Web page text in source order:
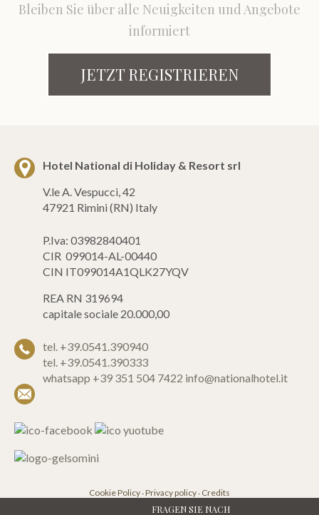
FRAGEN SIE NACH
Bleiben Sie über alle Neuigkeiten und Angebote
informiert
JETZT REGISTRIEREN
Hotel National di Holiday & Resort srl
V.le A. Vespucci, 42
47921 Rimini (RN) Italy
P.Iva: 03982840401
CIR 099014-AL-00440
CIN IT099014A1QLK27YQV
REA RN 319694
capitale sociale 20.000,00
tel. +39.0541.390940
tel. +39.0541.390333
whatsapp +39 351 504 7422 info@nationalhotel.it
Cookie Policy-Privacy policy- Credits